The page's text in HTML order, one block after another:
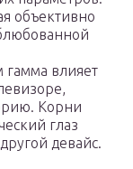
объективно
гамма влияет
Корни
глаз
девайс.